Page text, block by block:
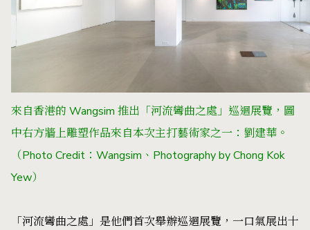
來自香港的 Wangsim 推出「河流彎曲之處」巡迴展覽，圖
中右方牆上雕塑作品來自本次主打藝術家之一：劉建華。
（Photo Credit：Wangsim、Photography by Chong Kok
Yew）
「河流彎曲之處」是他們首次舉辦巡迴展覽，一口氣展出十